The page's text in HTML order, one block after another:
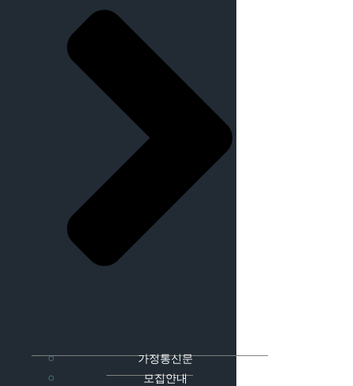
가정통신문
모집안내